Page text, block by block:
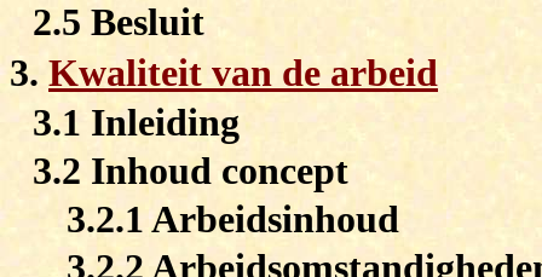
2.5 Besluit
3. Kwaliteit van de arbeid
3.1 Inleiding
3.2 Inhoud concept
3.2.1 Arbeidsinhoud
3.2.2